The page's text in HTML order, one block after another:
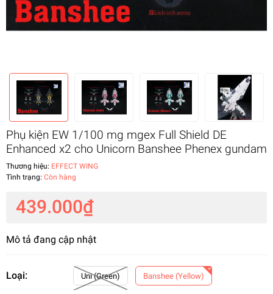
Phụ kiện EW 1/100 mg mgex Full Shield DE
Enhanced x2 cho Unicorn Banshee Phenex gundam
Thương hiệu: EFFECT WING
Tình trạng: Còn hàng
439.000₫
Mô tả đang cập nhật
Loại: Uni (Green) Banshee (Yellow)